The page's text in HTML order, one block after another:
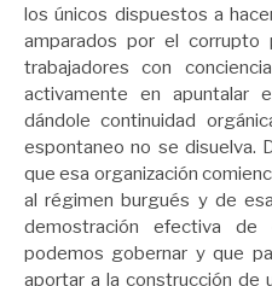
los únicos dispuestos a
amparados por el corrupto
trabajadores con
activamente en apuntalar
dándole continuidad
espontaneo no se disuelva.
que esa organización
al régimen burgués y de
demostración efectiva
podemos gobernar y que
aportar a la construcción de